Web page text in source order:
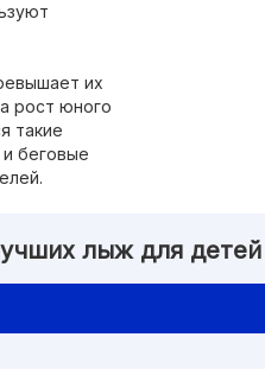
их
рост юного
такие
беговые
лыж для детей